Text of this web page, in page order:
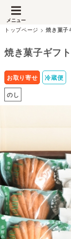
メニュー
トップページ >焼き菓子
焼き菓子ギフ
お取り寄せ
冷蔵便
のし